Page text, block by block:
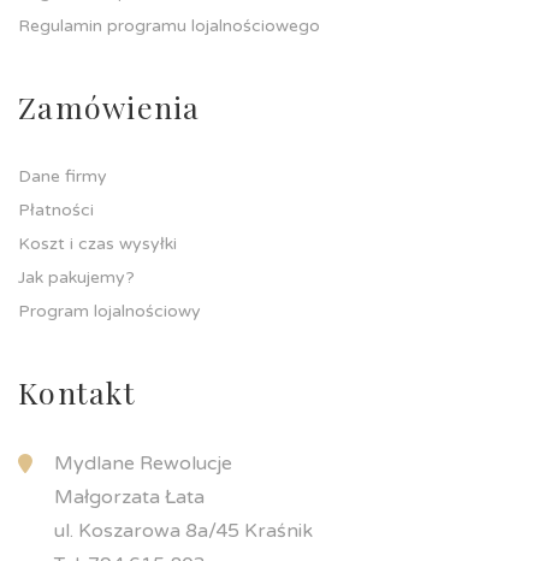
Regulamin programu lojalnościowego
Zamówienia
Dane firmy
Płatności
Koszt i czas wysyłki
Jak pakujemy?
Program lojalnościowy
Kontakt
Mydlane Rewolucje
Małgorzata Łata
ul. Koszarowa 8a/45 Kraśnik